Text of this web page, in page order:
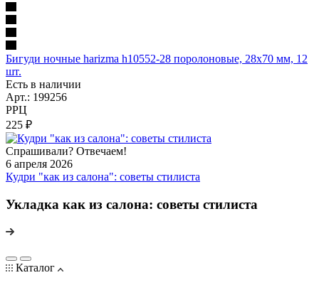
Бигуди ночные harizma h10552-28 поролоновые, 28х70 мм, 12
шт.
Есть в наличии
Арт.: 199256
РРЦ
225 ₽
Спрашивали? Отвечаем!
6 апреля 2026
Кудри "как из салона": советы стилиста
Укладка как из салона: советы стилиста
Каталог